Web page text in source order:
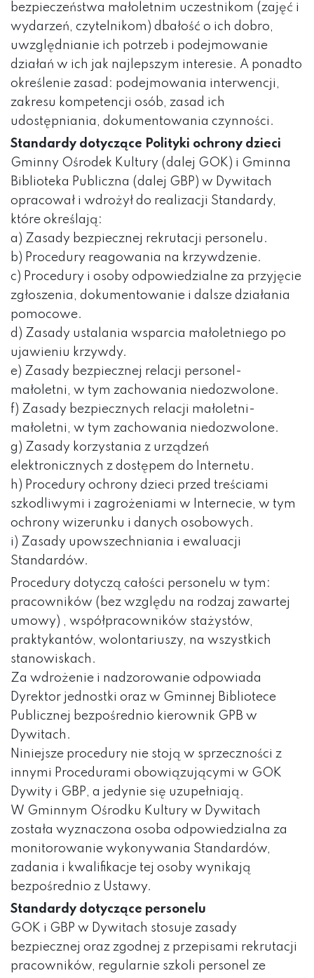
bezpieczeństwa małoletnim uczestnikom (zajęć i
wydarzeń, czytelnikom) dbałość o ich dobro,
uwzględnianie ich potrzeb i podejmowanie
działań w ich jak najlepszym interesie. A ponadto
określenie zasad: podejmowania interwencji,
zakresu kompetencji osób, zasad ich
udostępniania, dokumentowania czynności.
Standardy dotyczące Polityki ochrony dzieci
Gminny Ośrodek Kultury (dalej GOK) i Gminna
Biblioteka Publiczna (dalej GBP) w Dywitach
opracował i wdrożył do realizacji Standardy,
które określają:
a) Zasady bezpiecznej rekrutacji personelu.
b) Procedury reagowania na krzywdzenie.
c) Procedury i osoby odpowiedzialne za przyjęcie
zgłoszenia, dokumentowanie i dalsze działania
pomocowe.
d) Zasady ustalania wsparcia małoletniego po
ujawieniu krzywdy.
e) Zasady bezpiecznej relacji personel-
małoletni, w tym zachowania niedozwolone.
f) Zasady bezpiecznych relacji małoletni-
małoletni, w tym zachowania niedozwolone.
g) Zasady korzystania z urządzeń
elektronicznych z dostępem do Internetu.
h) Procedury ochrony dzieci przed treściami
szkodliwymi i zagrożeniami w Internecie, w tym
ochrony wizerunku i danych osobowych.
i) Zasady upowszechniania i ewaluacji
Standardów.
Procedury dotyczą całości personelu w tym:
pracowników (bez względu na rodzaj zawartej
umowy) , współpracowników stażystów,
praktykantów, wolontariuszy, na wszystkich
stanowiskach.
Za wdrożenie i nadzorowanie odpowiada
Dyrektor jednostki oraz w Gminnej Bibliotece
Publicznej bezpośrednio kierownik GPB w
Dywitach.
Niniejsze procedury nie stoją w sprzeczności z
innymi Procedurami obowiązującymi w GOK
Dywity i GBP, a jedynie się uzupełniają.
W Gminnym Ośrodku Kultury w Dywitach
została wyznaczona osoba odpowiedzialna za
monitorowanie wykonywania Standardów,
zadania i kwalifikacje tej osoby wynikają
bezpośrednio z Ustawy.
Standardy dotyczące personelu
GOK i GBP w Dywitach stosuje zasady
bezpiecznej oraz zgodnej z przepisami rekrutacji
pracowników, regularnie szkoli personel ze